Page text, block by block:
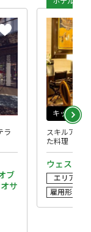
ブ
サ
ラ
ウェステ
スキルアッ
た料理
キッチン
エリア
雇用形態